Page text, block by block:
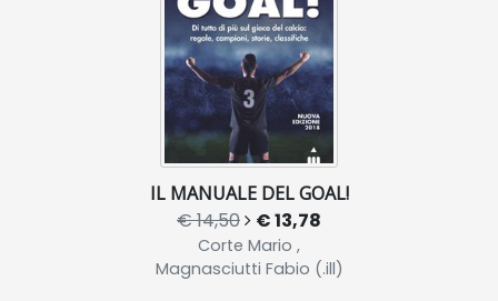
IL MANUALE DEL GOAL!
€ 14,50 € 13,78
Corte Mario ,
Magnasciutti Fabio (.ill)